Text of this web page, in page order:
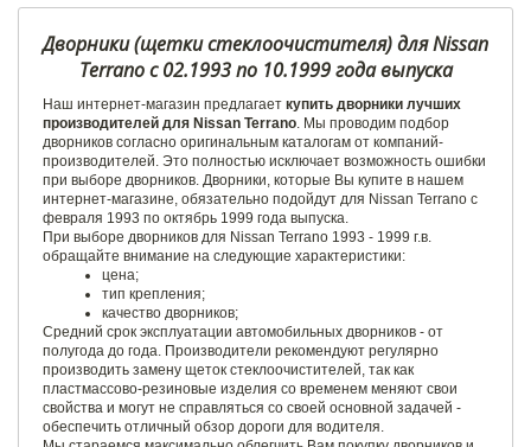
Дворники (щетки стеклоочистителя) для Nissan
Terrano с 02.1993 по 10.1999 года выпуска
Наш интернет-магазин предлагает купить дворники лучших
производителей для Nissan Terrano. Мы проводим подбор
дворников согласно оригинальным каталогам от компаний-
производителей. Это полностью исключает возможность ошибки
при выборе дворников. Дворники, которые Вы купите в нашем
интернет-магазине, обязательно подойдут для Nissan Terrano с
февраля 1993 по октябрь 1999 года выпуска.
При выборе дворников для Nissan Terrano 1993 - 1999 г.в.
обращайте внимание на следующие характеристики:
цена;
тип крепления;
качество дворников;
Средний срок эксплуатации автомобильных дворников - от
полугода до года. Производители рекомендуют регулярно
производить замену щеток стеклоочистителей, так как
пластмассово-резиновые изделия со временем меняют свои
свойства и могут не справляться со своей основной задачей -
обеспечить отличный обзор дороги для водителя.